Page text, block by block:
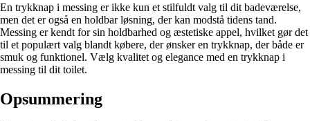
En trykknap i messing er ikke kun et stilfuldt valg til dit badeværelse,
men det er også en holdbar løsning, der kan modstå tidens tand.
Messing er kendt for sin holdbarhed og æstetiske appel, hvilket gør det
til et populært valg blandt købere, der ønsker en trykknap, der både er
smuk og funktionel. Vælg kvalitet og elegance med en trykknap i
messing til dit toilet.
Opsummering